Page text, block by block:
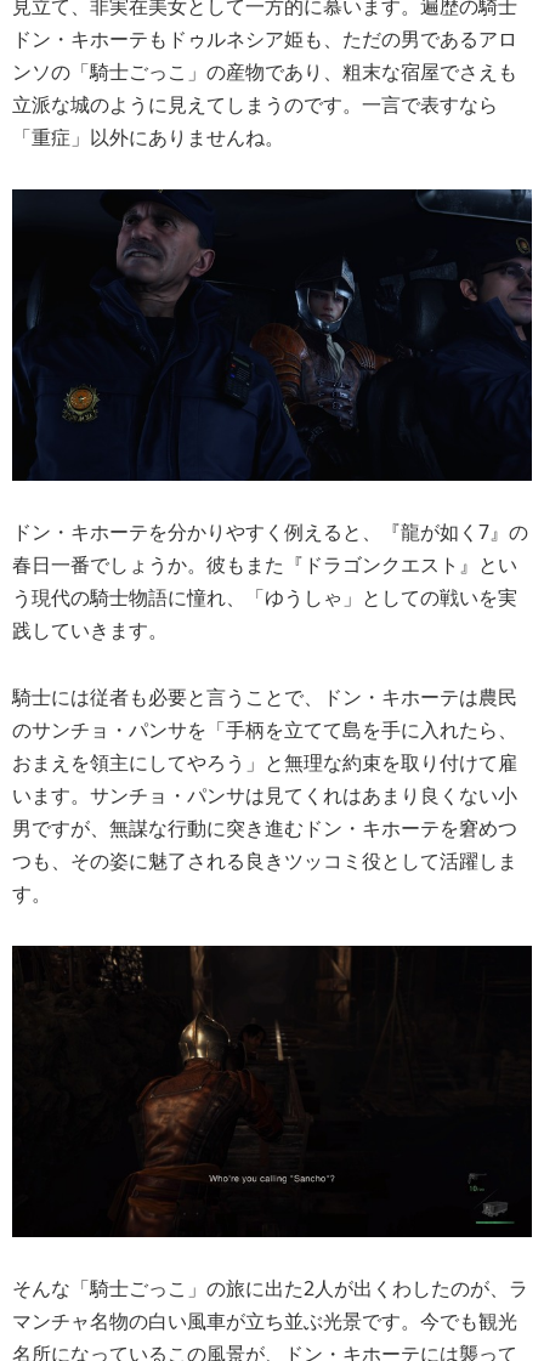
見立て、非実在美女として一方的に慕います。遍歴の騎士
ドン・キホーテもドゥルネシア姫も、ただの男であるアロ
ンソの「騎士ごっこ」の産物であり、粗末な宿屋でさえも
立派な城のように見えてしまうのです。一言で表すなら
「重症」以外にありませんね。
ドン・キホーテを分かりやすく例えると、『龍が如く7』の
春日一番でしょうか。彼もまた『ドラゴンクエスト』とい
う現代の騎士物語に憧れ、「ゆうしゃ」としての戦いを実
践していきます。
騎士には従者も必要と言うことで、ドン・キホーテは農民
のサンチョ・パンサを「手柄を立てて島を手に入れたら、
おまえを領主にしてやろう」と無理な約束を取り付けて雇
います。サンチョ・パンサは見てくれはあまり良くない小
男ですが、無謀な行動に突き進むドン・キホーテを窘めつ
つも、その姿に魅了される良きツッコミ役として活躍しま
す。
そんな「騎士ごっこ」の旅に出た2人が出くわしたのが、ラ
マンチャ名物の白い風車が立ち並ぶ光景です。今でも観光
名所になっているこの風景が、ドン・キホーテには襲って